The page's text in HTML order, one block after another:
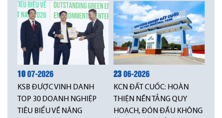
1007-2026
KSB ĐƯỢC VINH DANH
TOP 30 DOANH NGHIỆP
TIÊU BIỂU VỀ NĂNG
2306-2026
KCN ĐẤT CUỐC: HOÀN
THIỆN NỀN TẢNG QUY
HOẠCH, ĐÓN ĐẦU KHÔNG